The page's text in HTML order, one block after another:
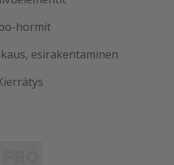
hormit
esirakentaminen